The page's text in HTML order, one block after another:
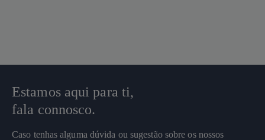
Estamos aqui para ti,
fala connosco.
Caso tenhas alguma dúvida ou sugestão sobre os nossos